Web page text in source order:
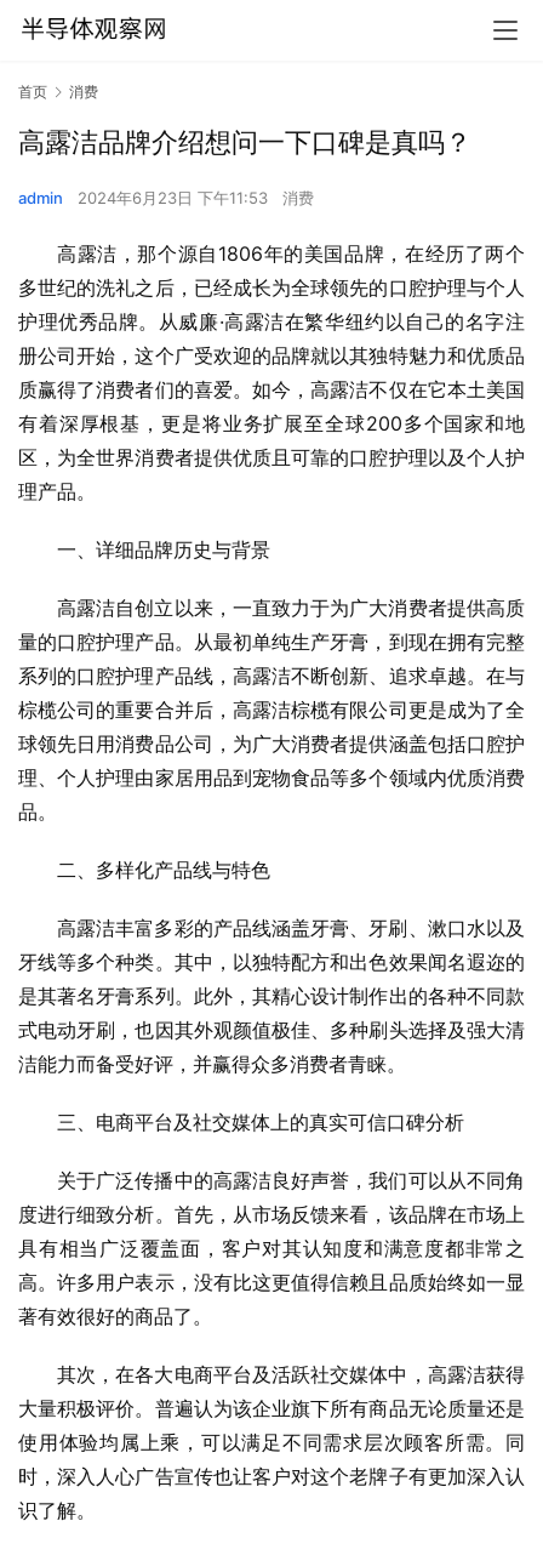
首页 消费
高露洁品牌介绍想问一下口碑是真吗？
admin 2024年6月23日 下午11:53 消费
高露洁，那个源自1806年的美国品牌，在经历了两个
多世纪的洗礼之后，已经成长为全球领先的口腔护理与个人
护理优秀品牌。从威廉·高露洁在繁华纽约以自己的名字注
册公司开始，这个广受欢迎的品牌就以其独特魅力和优质品
质赢得了消费者们的喜爱。如今，高露洁不仅在它本土美国
有着深厚根基，更是将业务扩展至全球200多个国家和地
区，为全世界消费者提供优质且可靠的口腔护理以及个人护
理产品。
一、详细品牌历史与背景
高露洁自创立以来，一直致力于为广大消费者提供高质
量的口腔护理产品。从最初单纯生产牙膏，到现在拥有完整
系列的口腔护理产品线，高露洁不断创新、追求卓越。在与
棕榄公司的重要合并后，高露洁棕榄有限公司更是成为了全
球领先日用消费品公司，为广大消费者提供涵盖包括口腔护
理、个人护理由家居用品到宠物食品等多个领域内优质消费
品。
二、多样化产品线与特色
高露洁丰富多彩的产品线涵盖牙膏、牙刷、漱口水以及
牙线等多个种类。其中，以独特配方和出色效果闻名遐迩的
是其著名牙膏系列。此外，其精心设计制作出的各种不同款
式电动牙刷，也因其外观颜值极佳、多种刷头选择及强大清
洁能力而备受好评，并赢得众多消费者青睐。
三、电商平台及社交媒体上的真实可信口碑分析
关于广泛传播中的高露洁良好声誉，我们可以从不同角
度进行细致分析。首先，从市场反馈来看，该品牌在市场上
具有相当广泛覆盖面，客户对其认知度和满意度都非常之
高。许多用户表示，没有比这更值得信赖且品质始终如一显
著有效很好的商品了。
其次，在各大电商平台及活跃社交媒体中，高露洁获得
大量积极评价。普遍认为该企业旗下所有商品无论质量还是
使用体验均属上乘，可以满足不同需求层次顾客所需。同
时，深入人心广告宣传也让客户对这个老牌子有更加深入认
识了解。